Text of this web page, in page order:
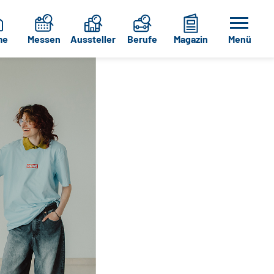
Messen Aussteller Berufe Magazin Menü